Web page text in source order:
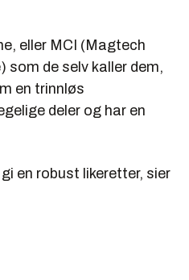
eller MCI (Magtech
som de selv kaller dem,
en trinnløs
deler og har en
en robust likeretter, sier